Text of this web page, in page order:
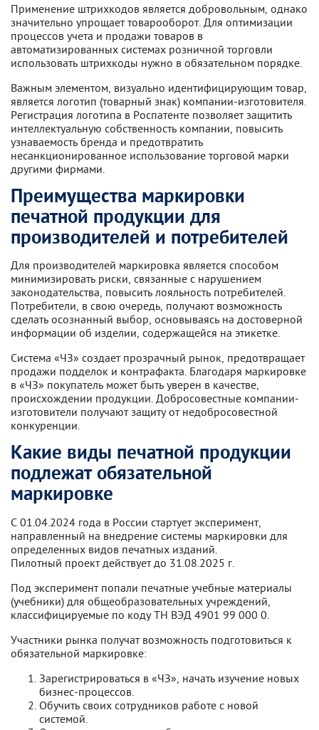
Применение штрихкодов является добровольным, однако
значительно упрощает товарооборот. Для оптимизации
процессов учета и продажи товаров в
автоматизированных системах розничной торговли
использовать штрихкоды нужно в обязательном порядке.
Важным элементом, визуально идентифицирующим товар,
является логотип (товарный знак) компании-изготовителя.
Регистрация логотипа в Роспатенте позволяет защитить
интеллектуальную собственность компании, повысить
узнаваемость бренда и предотвратить
несанкционированное использование торговой марки
другими фирмами.
Преимущества маркировки
печатной продукции для
производителей и потребителей
Для производителей маркировка является способом
минимизировать риски, связанные с нарушением
законодательства, повысить лояльность потребителей.
Потребители, в свою очередь, получают возможность
сделать осознанный выбор, основываясь на достоверной
информации об изделии, содержащейся на этикетке.
Система «ЧЗ» создает прозрачный рынок, предотвращает
продажи подделок и контрафакта. Благодаря маркировке
в «ЧЗ» покупатель может быть уверен в качестве,
происхождении продукции. Добросовестные компании-
изготовители получают защиту от недобросовестной
конкуренции.
Какие виды печатной продукции
подлежат обязательной
маркировке
С 01.04.2024 года в России стартует эксперимент,
направленный на внедрение системы маркировки для
определенных видов печатных изданий.
Пилотный проект действует до 31.08.2025 г.
Под эксперимент попали печатные учебные материалы
(учебники) для общеобразовательных учреждений,
классифицируемые по коду ТН ВЭД 4901 99 000 0.
Участники рынка получат возможность подготовиться к
обязательной маркировке:
Зарегистрироваться в «ЧЗ», начать изучение новых
бизнес-процессов.
Обучить своих сотрудников работе с новой
системой.